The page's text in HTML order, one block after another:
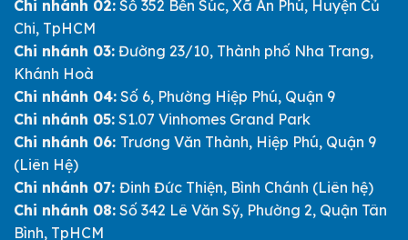
Chi nhánh 02: Số 352 Bến Súc, Xã An Phú, Huyện Củ
Chi, TpHCM
Chi nhánh 03: Đường 23/10, Thành phố Nha Trang,
Khánh Hoà
Chi nhánh 04: Số 6, Phường Hiệp Phú, Quận 9
Chi nhánh 05: S1.07 Vinhomes Grand Park
Chi nhánh 06: Trương Văn Thành, Hiệp Phú, Quận 9
(Liên Hệ)
Chi nhánh 07: Đinh Đức Thiện, Bình Chánh (Liên hệ)
Chi nhánh 08: Số 342 Lê Văn Sỹ, Phường 2, Quận Tân
Bình, TpHCM